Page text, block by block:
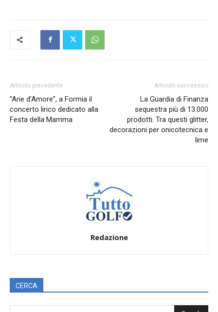
Articolo precedente
“Arie d’Amore”, a Formia il
concerto lirico dedicato alla
Festa della Mamma
Articolo successivo
La Guardia di Finanza
sequestra più di 13.000
prodotti. Tra questi glitter,
decorazioni per onicotecnica e
lime
Redazione
CERCA